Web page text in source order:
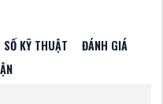
SỐ KỸ THUẬT
ĐÁNH GIÁ